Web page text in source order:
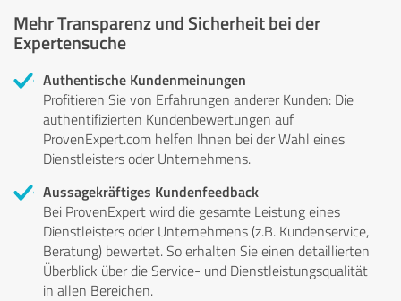
Mehr Transparenz und Sicherheit bei der
Expertensuche
Authentische Kundenmeinungen
Profitieren Sie von Erfahrungen anderer Kunden: Die
authentifizierten Kundenbewertungen auf
ProvenExpert.com helfen Ihnen bei der Wahl eines
Dienstleisters oder Unternehmens.
Aussagekräftiges Kundenfeedback
Bei ProvenExpert wird die gesamte Leistung eines
Dienstleisters oder Unternehmens (z.B. Kundenservice,
Beratung) bewertet. So erhalten Sie einen detaillierten
Überblick über die Service- und Dienstleistungsqualität
in allen Bereichen.